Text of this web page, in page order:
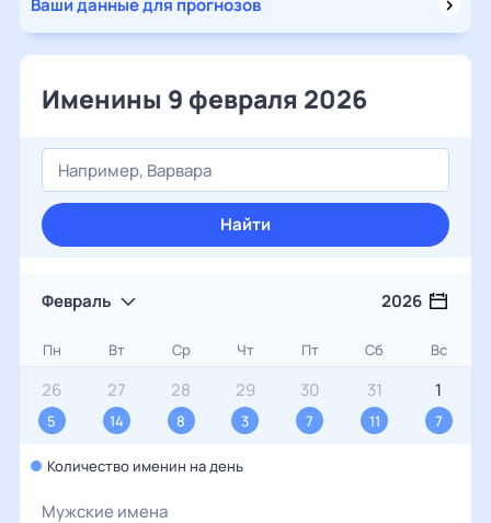
Ваши данные для прогнозов
Именины 9 февраля 2026
Найти
Февраль 2026
Пн Вт Ср Чт Пт Сб Вс
26
5
27
14
28
8
29
3
30
7
31
11
1
7
Количество именин на день
Мужские имена